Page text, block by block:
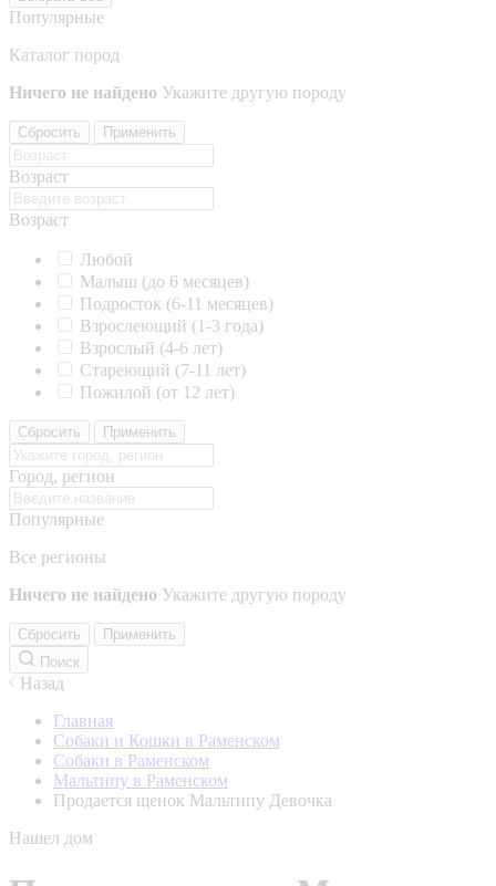
Популярные
Каталог пород
Ничего не найдено Укажите другую породу
Сбросить Применить
Возраст
Возраст
Любой
Малыш (до 6 месяцев)
Подросток (6-11 месяцев)
Взрослеющий (1-3 года)
Взрослый (4-6 лет)
Стареющий (7-11 лет)
Пожилой (от 12 лет)
Сбросить Применить
Город, регион
Популярные
Все регионы
Ничего не найдено Укажите другую породу
Сбросить
Применить
Поиск
Назад
Главная
Собаки и Кошки в Раменском
Собаки в Раменском
Мальтипу в Раменском
Продается щенок Мальтипу Девочка
Нашел дом